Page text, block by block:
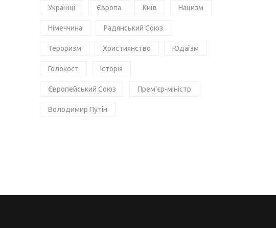
Українці Європа Київ Нацизм
Німеччина Радянський Союз
Тероризм Християнство Юдаїзм
Голокост Історія
Європейський Союз Прем'єр-міністр
Володимир Путін